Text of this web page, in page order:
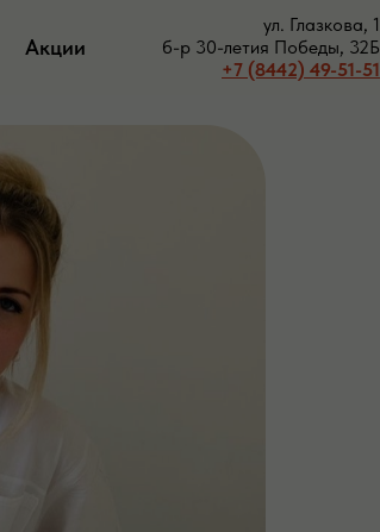
Акции
ул. Глазкова, 1
б-р 30-летия Победы, 32Б
+7 (8442) 49-51-51